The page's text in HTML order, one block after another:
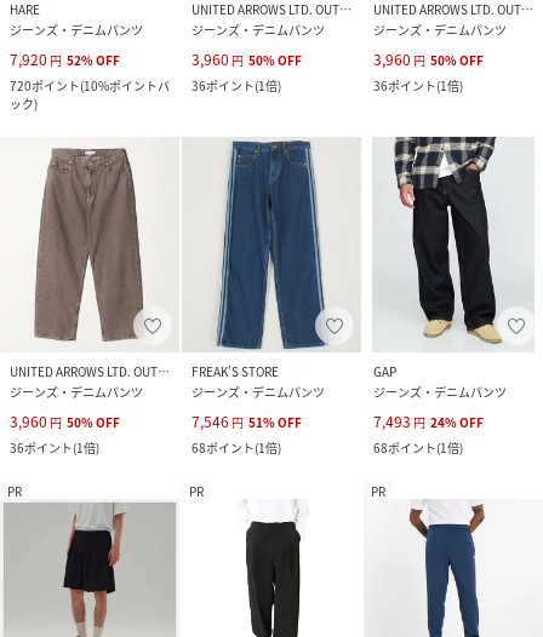
HARE
ジーンズ・デニムパンツ
7,920 円 52%OFF
720ポイント(10%ポイントバ
ック)
UNITED ARROWS LTD. OUTLET
ジーンズ・デニムパンツ
3,960 円 50%OFF
36ポイント(1倍)
UNITED ARROWS LTD. OUTLET
ジーンズ・デニムパンツ
3,960 円 50%OFF
36ポイント(1倍)
UNITED ARROWS LTD. OUTLET
ジーンズ・デニムパンツ
3,960 円 50%OFF
36ポイント(1倍)
FREAK’S STORE
ジーンズ・デニムパンツ
7,546 円 51%OFF
68ポイント(1倍)
GAP
ジーンズ・デニムパンツ
7,493 円 24%OFF
68ポイント(1倍)
PR PR PR